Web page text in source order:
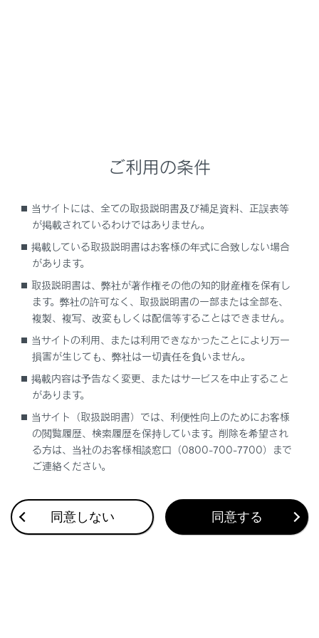
操作のしかた
合わせて見られているページ
アクティブリヤウィング
サーキットモード（LC500）
ドライブモードセレクトスイッチ
はい
ご利用の条件
当サイトには、全ての取扱説明書及び補足資料、正誤表等
が掲載されているわけではありません。
掲載している取扱説明書はお客様の年式に合致しない場合
があります。
取扱説明書は、弊社が著作権その他の知的財産権を保有し
ます。弊社の許可なく、取扱説明書の一部または全部を、
複製、複写、改変もしくは配信等することはできません。
当サイトの利用、または利用できなかったことにより万一
損害が生じても、弊社は一切責任を負いません。
掲載内容は予告なく変更、またはサービスを中止すること
があります。
当サイト（取扱説明書）では、利便性向上のためにお客様
の閲覧履歴、検索履歴を保持しています。削除を希望され
る方は、当社のお客様相談窓口（0800-700-7700）まで
ご連絡ください。
同意しない 同意する